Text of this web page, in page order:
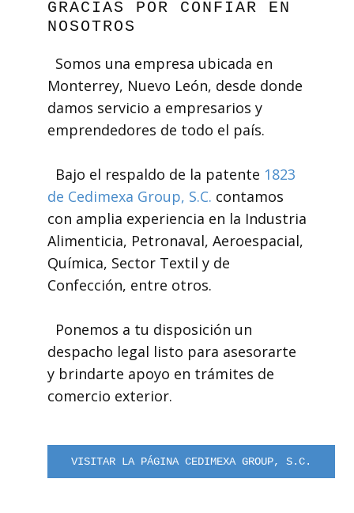
GRACIAS POR CONFIAR EN
NOSOTROS
Somos una empresa ubicada en
Monterrey, Nuevo León, desde donde
damos servicio a empresarios y
emprendedores de todo el país.
Bajo el respaldo de la patente 1823
de Cedimexa Group, S.C. contamos
con amplia experiencia en la Industria
Alimenticia, Petronaval, Aeroespacial,
Química, Sector Textil y de
Confección, entre otros.
Ponemos a tu disposición un
despacho legal listo para asesorarte
y brindarte apoyo en trámites de
comercio exterior.
VISITAR LA PÁGINA CEDIMEXA GROUP, S.C.